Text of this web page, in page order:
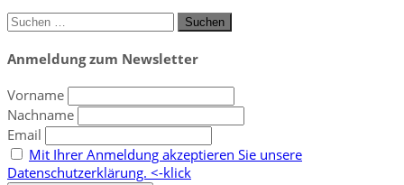
Suchen
Anmeldung zum Newsletter
Vorname
Nachname
Email
Mit Ihrer Anmeldung akzeptieren Sie unsere
Datenschutzerklärung. <-klick